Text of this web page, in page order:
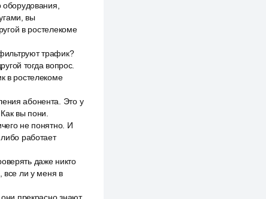
вы
в ростелекоме
трафик?
тогда вопрос.
в ростелекоме
абонента. Это у
вы пони.
не понятно. И
работает
даже никто
все ли у меня в